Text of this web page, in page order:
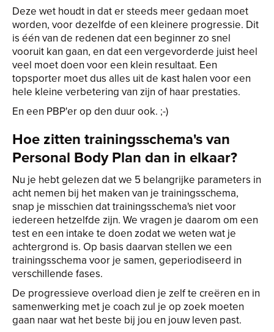
Deze wet houdt in dat er steeds meer gedaan moet
worden, voor dezelfde of een kleinere progressie. Dit
is één van de redenen dat een beginner zo snel
vooruit kan gaan, en dat een vergevorderde juist heel
veel moet doen voor een klein resultaat. Een
topsporter moet dus alles uit de kast halen voor een
hele kleine verbetering van zijn of haar prestaties.
En een PBP'er op den duur ook. ;-)
Hoe zitten trainingsschema's van
Personal Body Plan dan in elkaar?
Nu je hebt gelezen dat we 5 belangrijke parameters in
acht nemen bij het maken van je trainingsschema,
snap je misschien dat trainingsschema's niet voor
iedereen hetzelfde zijn. We vragen je daarom om een
test en een intake te doen zodat we weten wat je
achtergrond is. Op basis daarvan stellen we een
trainingsschema voor je samen, geperiodiseerd in
verschillende fases.
De progressieve overload dien je zelf te creëren en in
samenwerking met je coach zul je op zoek moeten
gaan naar wat het beste bij jou en jouw leven past.